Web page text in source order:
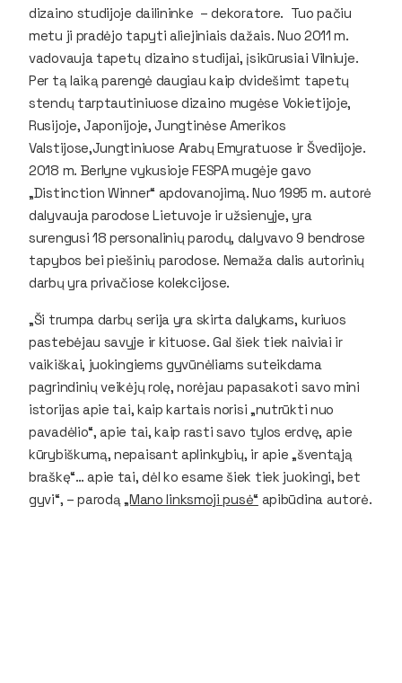
dizaino studijoje dailininke – dekoratore. Tuo pačiu
metu ji pradėjo tapyti aliejiniais dažais. Nuo 2011 m.
vadovauja tapetų dizaino studijai, įsikūrusiai Vilniuje.
Per tą laiką parengė daugiau kaip dvidešimt tapetų
stendų tarptautiniuose dizaino mugėse Vokietijoje,
Rusijoje, Japonijoje, Jungtinėse Amerikos
Valstijose,Jungtiniuose Arabų Emyratuose ir Švedijoje.
2018 m. Berlyne vykusioje FESPA mugėje gavo
„Distinction Winner“ apdovanojimą. Nuo 1995 m. autorė
dalyvauja parodose Lietuvoje ir užsienyje, yra
surengusi 18 personalinių parodų, dalyvavo 9 bendrose
tapybos bei piešinių parodose. Nemaža dalis autorinių
darbų yra privačiose kolekcijose.
„Ši trumpa darbų serija yra skirta dalykams, kuriuos
pastebėjau savyje ir kituose. Gal šiek tiek naiviai ir
vaikiškai, juokingiems gyvūnėliams suteikdama
pagrindinių veikėjų rolę, norėjau papasakoti savo mini
istorijas apie tai, kaip kartais norisi „nutrūkti nuo
pavadėlio“, apie tai, kaip rasti savo tylos erdvę, apie
kūrybiškumą, nepaisant aplinkybių, ir apie „šventąją
braškę“… apie tai, dėl ko esame šiek tiek juokingi, bet
gyvi“, – parodą„Mano linksmoji pusė“ apibūdina autorė.